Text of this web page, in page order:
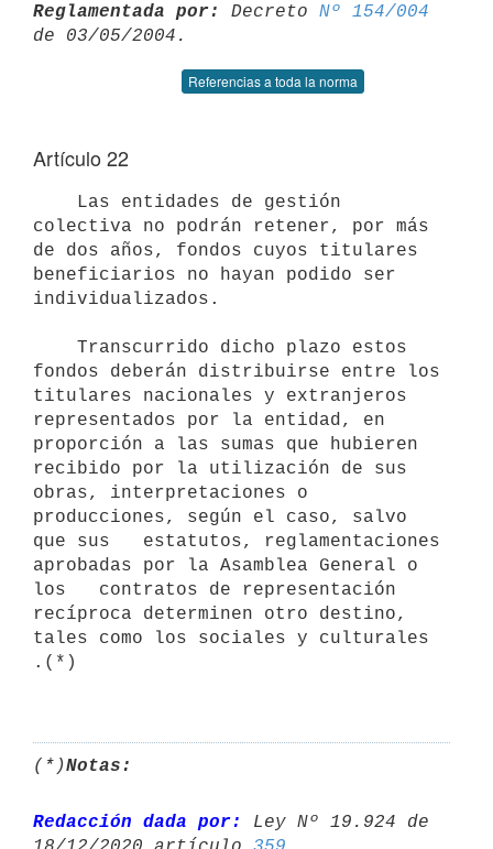
Reglamentada por: Decreto Nº 154/004
Referencias a toda la norma
Artículo 22
colectiva no podrán retener, por más
de dos años, fondos cuyos titulares
beneficiarios no hayan podido ser
individualizados.
fondos deberán distribuirse entre los
titulares nacionales y extranjeros
representados por la entidad, en
proporción a las sumas que hubieren
recibido por la utilización de sus
obras, interpretaciones o
producciones, según el caso, salvo
que sus   estatutos, reglamentaciones
aprobadas por la Asamblea General o
los   contratos de representación
recíproca determinen otro destino,
tales como los sociales y culturales
.(*)
(*)Notas:
Redacción dada por:
Ley Nº 19.924 de